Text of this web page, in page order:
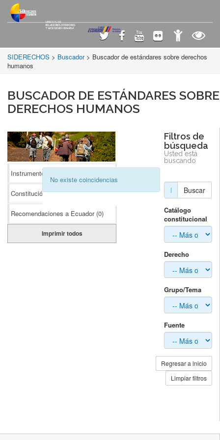
SIDERECHOS > Buscador > Buscador de estándares sobre derechos
humanos
BUSCADOR DE ESTÁNDARES SOBRE
DERECHOS HUMANOS
Instrumentos Internacionales
Constitución(0)
Recomendaciones a Ecuador (0)
Imprimir todos
No existe coincidencias
Filtros de
búsqueda
Usted está
buscando
Buscar
Catálogo
constitucional
Derecho
Grupo/Tema
Fuente
Regresar a inicio
Limpiar filtros